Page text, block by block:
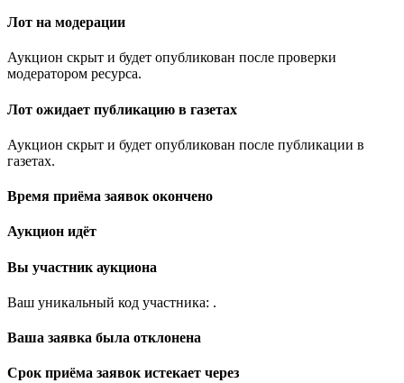
Лот на модерации
Аукцион скрыт и будет опубликован после проверки
модератором ресурса.
Лот ожидает публикацию в газетах
Аукцион скрыт и будет опубликован после публикации в
газетах.
Время приёма заявок окончено
Аукцион идёт
Вы участник аукциона
Ваш уникальный код участника: .
Ваша заявка была отклонена
Срок приёма заявок истекает через